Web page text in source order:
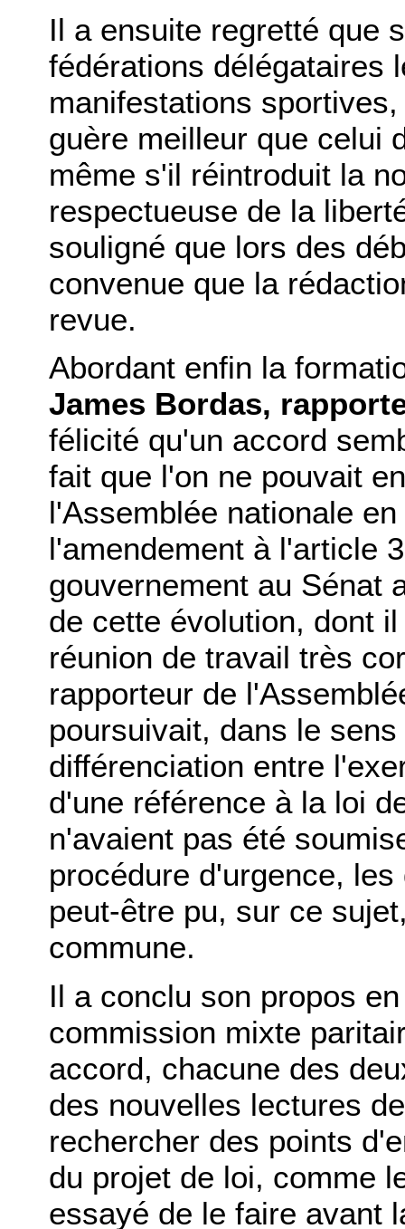
Il a ensuite regretté que
fédérations délégataires
manifestations
guère meilleur que celui
même s'il réintroduit la
respectueuse de la
souligné que lors des
convenue que la
revue.
Abordant enfin la
James Bordas,
félicité qu'un accord
fait que l'on ne pouvait
l'Assemblée nationale
l'amendement à l'article
gouvernement au Sénat
de cette évolution, dont
réunion de travail très
rapporteur de
poursuivait, dans le
différenciation entre
d'une référence à la loi
n'avaient pas été
procédure d'urgence,
peut-être pu, sur ce
commune.
Il a conclu son propos
commission mixte
accord, chacune des
des nouvelles lectures
rechercher des points
du projet de loi, comme
essayé de le faire avant